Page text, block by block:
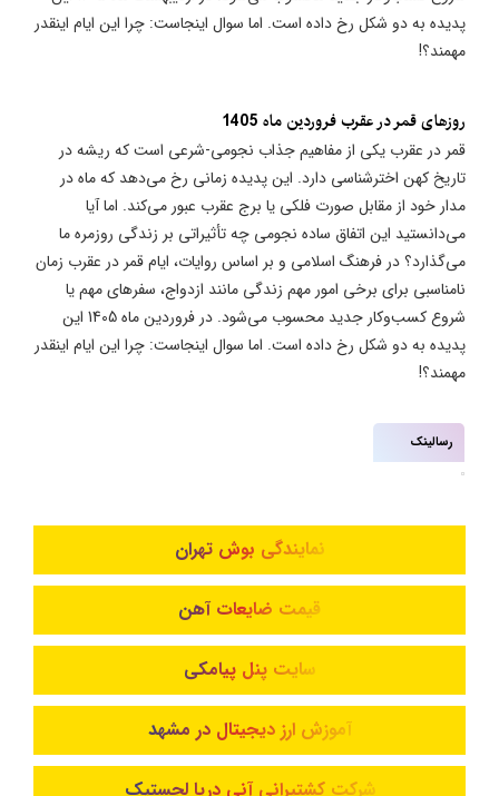
پدیده به دو شکل رخ داده است. اما سوال اینجاست: چرا این ایام اینقدر
مهمند؟!
روزهای قمر در عقرب فروردین ماه 1405
قمر در عقرب یکی از مفاهیم جذاب نجومی-شرعی است که ریشه در
تاریخ کهن اخترشناسی دارد. این پدیده زمانی رخ می‌دهد که ماه در
مدار خود از مقابل صورت فلکی یا برج عقرب عبور می‌کند. اما آیا
می‌دانستید این اتفاق ساده نجومی چه تأثیراتی بر زندگی روزمره ما
می‌گذارد؟ در فرهنگ اسلامی و بر اساس روایات، ایام قمر در عقرب زمان
نامناسبی برای برخی امور مهم زندگی مانند ازدواج، سفرهای مهم یا
شروع کسب‌وکار جدید محسوب می‌شود. در فروردین ماه 1405 این
پدیده به دو شکل رخ داده است. اما سوال اینجاست: چرا این ایام اینقدر
مهمند؟!
رسالینک
نمایندگی بوش تهران
قیمت ضایعات آهن
سایت پنل پیامکی
آموزش ارز دیجیتال در مشهد
شرکت کشتیرانی آنی دریا لجستیک